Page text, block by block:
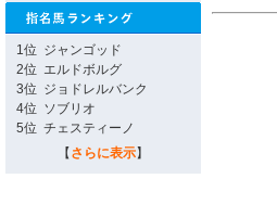
1位 ジャンゴッド
2位 エルドボルグ
3位 ジョドレルバンク
4位 ソブリオ
5位 チェスティーノ
【 さらに表示】